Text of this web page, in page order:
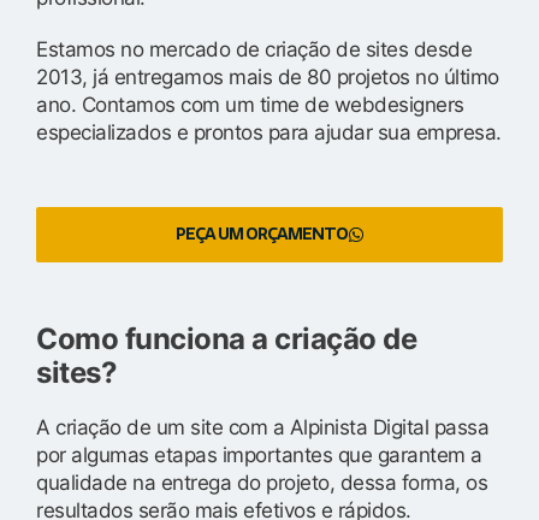
Estamos no mercado de criação de sites desde
2013, já entregamos mais de 80 projetos no último
ano. Contamos com um time de webdesigners
especializados e prontos para ajudar sua empresa.
PEÇA UM ORÇAMENTO
Como funciona a criação de
sites?
A criação de um site com a Alpinista Digital passa
por algumas etapas importantes que garantem a
qualidade na entrega do projeto, dessa forma, os
resultados serão mais efetivos e rápidos.